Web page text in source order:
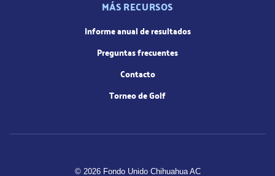
MÁS RECURSOS
Informe anual de resultados
Preguntas frecuentes
Contacto
Torneo de Golf
© 2026 Fondo Unido Chihuahua AC